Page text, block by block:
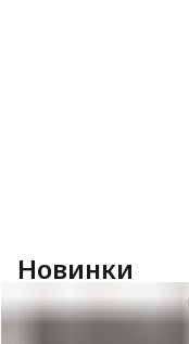
Новинки